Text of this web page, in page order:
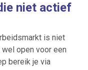
niet actief
is niet
open voor een
bereik je via